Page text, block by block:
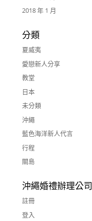
2018 年 1 月
分類
夏威夷
愛戀新人分享
教堂
日本
未分類
沖繩
藍色海洋新人代言
行程
關島
沖繩婚禮辦理公司
註冊
登入